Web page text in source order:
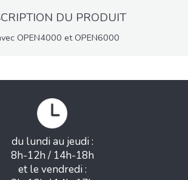
DU PRODUIT
OPEN4000 et OPEN6000
du lundi au jeudi :
8h-12h / 14h-18h
et le vendredi :